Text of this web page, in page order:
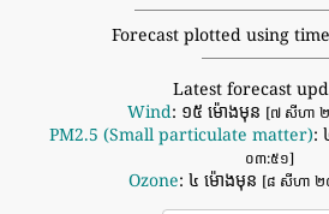
Forecast plotted using
Latest forecast
Wind: ១៥ ម៉ោងមុន [៧ សីហា
PM2.5 (Small particulate matter):
០៣:៥១]
Ozone: ៤ ម៉ោងមុន [៨ សីហា